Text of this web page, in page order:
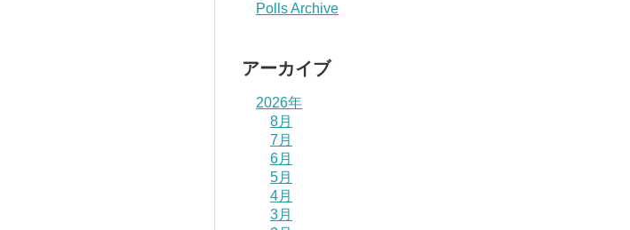
Polls Archive
アーカイブ
2026年
8月
7月
6月
5月
4月
3月